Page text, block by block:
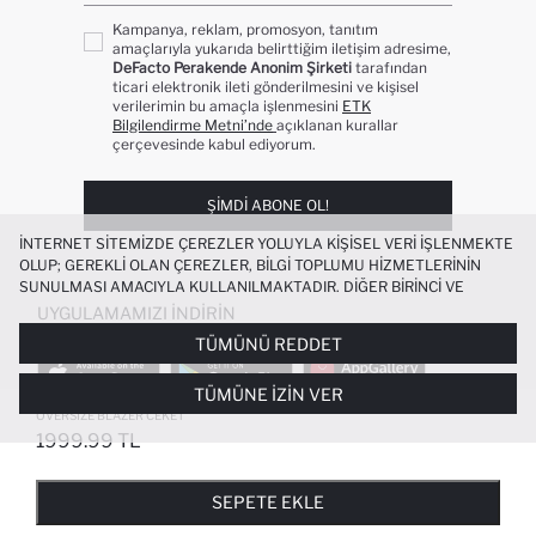
OVERSIZE BLAZER CEKET
1999.99 TL
SEPETE EKLE
Kampanya, reklam, promosyon, tanıtım
amaçlarıyla yukarıda belirttiğim iletişim adresime,
DeFacto Perakende Anonim Şirketi tarafından
ticari elektronik ileti gönderilmesini ve kişisel
verilerimin bu amaçla işlenmesini ETK
Bilgilendirme Metni’nde açıklanan kurallar
çerçevesinde kabul ediyorum.
ŞIMDI ABONE OL!
UYGULAMAMIZI İNDIRIN
POPÜLER KATEGORILER
KADIN BEYAZ TIŞÖRT
İNTERNET SITEMIZDE ÇEREZLER YOLUYLA KIŞISEL VERI IŞLENMEKTE
OLUP; GEREKLI OLAN ÇEREZLER, BILGI TOPLUMU HIZMETLERININ
SUNULMASI AMACIYLA KULLANILMAKTADIR. DIĞER BIRINCI VE
ÜÇÜNCÜ TARAF ÇEREZLER ISE SIZE DAHA IYI BIR ALIŞVERIŞ
DENEYIMI SUNULABILMESI, SITEMIZIN DAHA IŞLEVSEL KILINMASI VE
KIŞISELLEŞTIRMESI VE AÇIK RIZA VERMENIZ HALINDE, SIZLERE
YÖNELIK PAZARLAMA FAALIYETLERININ YAPILMASI AMAÇLARIYLA
SINIRLI OLARAK KULLANILACAKTIR. ÇEREZLERE DAIR TERCIHLERINIZI
ÇEREZ TERCIHLERIPANELI ARACILIĞIYLA HER ZAMAN YÖNETEBILIR,
ÇEREZLERLE ILGILI DAHA DETAYLI BILGIYE
TÜMÜNÜ REDDET
TÜMÜNE İZIN VER